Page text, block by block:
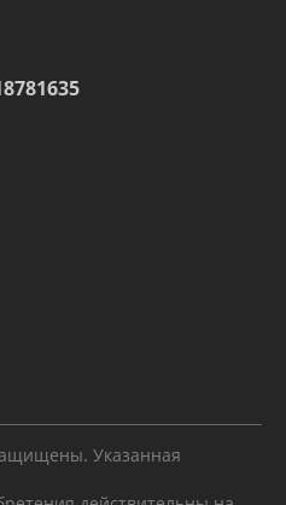
Указанная